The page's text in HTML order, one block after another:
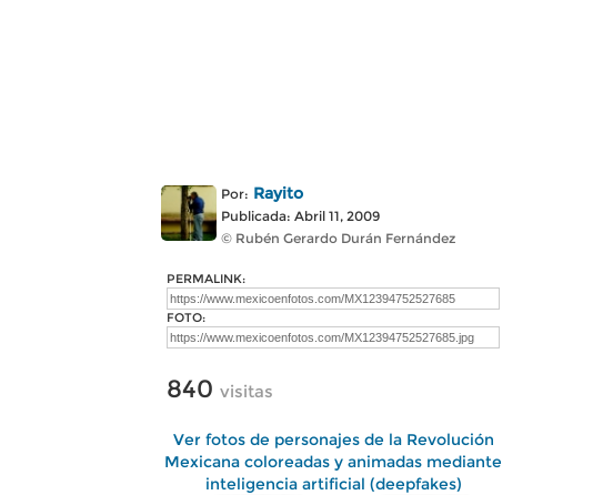
Por: Rayito
Publicada: Abril 11, 2009
© Rubén Gerardo Durán Fernández
PERMALINK:
FOTO:
840 visitas
Ver fotos de personajes de la Revolución
Mexicana coloreadas y animadas mediante
inteligencia artificial (deepfakes)